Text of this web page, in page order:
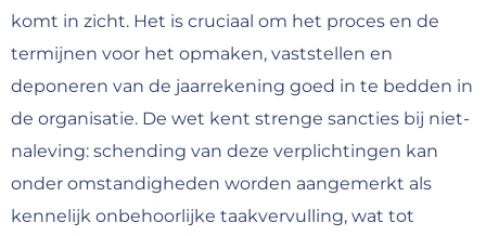
komt in zicht. Het is cruciaal om het proces en de
termijnen voor het opmaken, vaststellen en
deponeren van de jaarrekening goed in te bedden in
de organisatie. De wet kent strenge sancties bij niet-
naleving: schending van deze verplichtingen kan
onder omstandigheden worden aangemerkt als
kennelijk onbehoorlijke taakvervulling, wat tot